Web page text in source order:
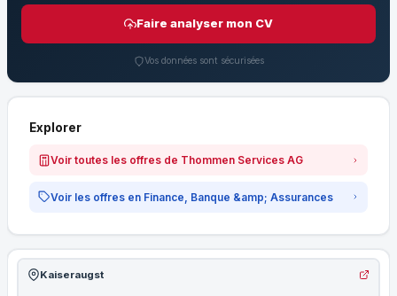
Faire analyser mon CV
Vos données sont sécurisées
Explorer
Voir toutes les offres de Thommen Services AG
Voir les offres en Finance, Banque &amp; Assurances
Kaiseraugst